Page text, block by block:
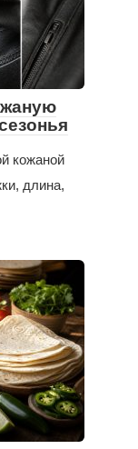
кожаной
длина,